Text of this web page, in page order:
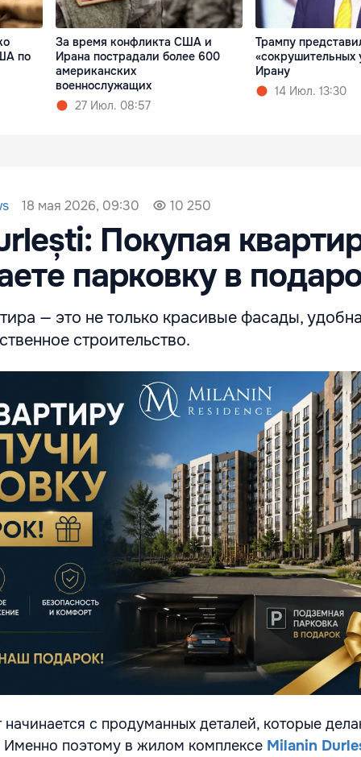
по
За время конфликта США и
Ирана пострадали более 600
американских
военнослужащих
27 Июл. 08:57
Трампу
«сокрушительных
Ирану
14 Июл. 13:30
18 мая 2026, 09:30 10 250
Покупая
парковку в
— это не только красивые фасады,
строительство.
с продуманных деталей, которые
поэтому в жилом комплексе Milanin